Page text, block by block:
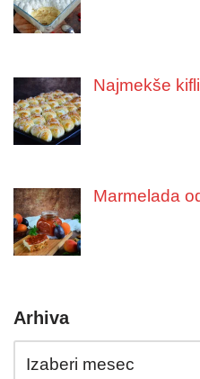
Najmekše
Marmelada
Arhiva